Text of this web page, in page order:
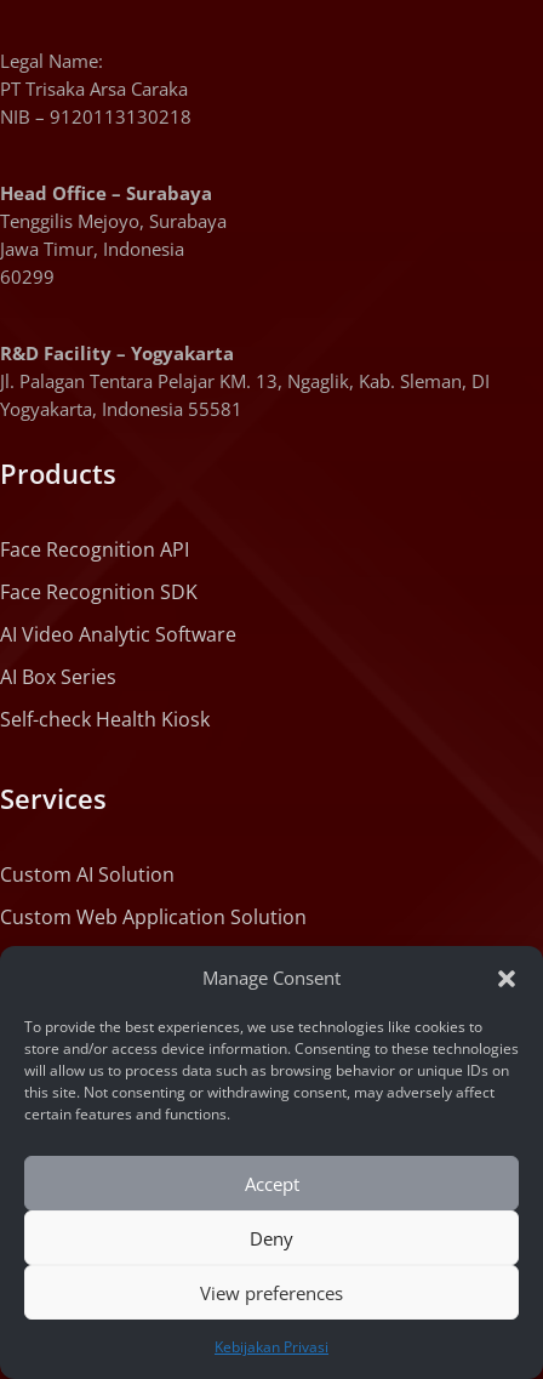
Manage Consent
To provide the best experiences, we use technologies like cookies to
store and/or access device information. Consenting to these technologies
will allow us to process data such as browsing behavior or unique IDs on
this site. Not consenting or withdrawing consent, may adversely affect
certain features and functions.
Accept
Deny
View preferences
Kebijakan Privasi
Legal Name:
PT Trisaka Arsa Caraka
NIB – 9120113130218
Head Office – Surabaya
Tenggilis Mejoyo, Surabaya
Jawa Timur, Indonesia
60299
R&D Facility – Yogyakarta
Jl. Palagan Tentara Pelajar KM. 13, Ngaglik, Kab. Sleman, DI
Yogyakarta, Indonesia 55581
Products
Face Recognition API
Face Recognition SDK
AI Video Analytic Software
AI Box Series
Self-check Health Kiosk
Services
Custom AI Solution
Custom Web Application Solution
Blog
Machine State
About
Company Info
Contact Us
HUBUNGI KAMI